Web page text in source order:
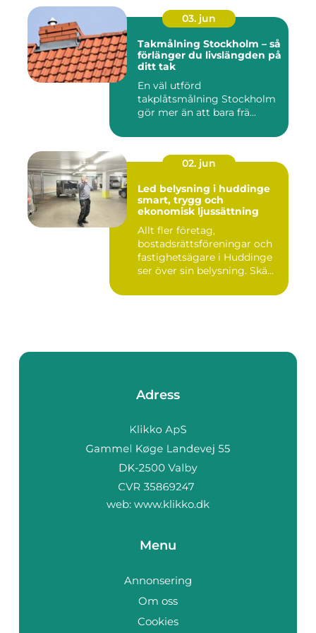
03. jun
Takmålning Stockholm – så
förlänger du livslängden på
ditt tak
En väl utförd
takplåtsmålning Stockholm
gör mer än att bara frä...
02. jun
Led belysning i huddinge
smart, trygg och
ekonomisk ljussättning
Allt fler företag,
bostadsrättsföreningar och
fastighetsägare i Huddinge
ser över sin belysning. Skä...
Adress
web: www.klikko.dk
Menu
Annonsering
Om oss
Cookies